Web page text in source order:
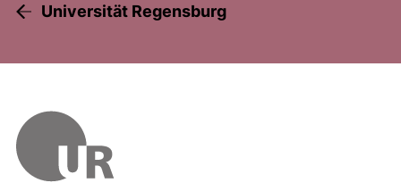
Universität Regensburg